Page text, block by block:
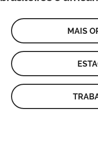
MAIS